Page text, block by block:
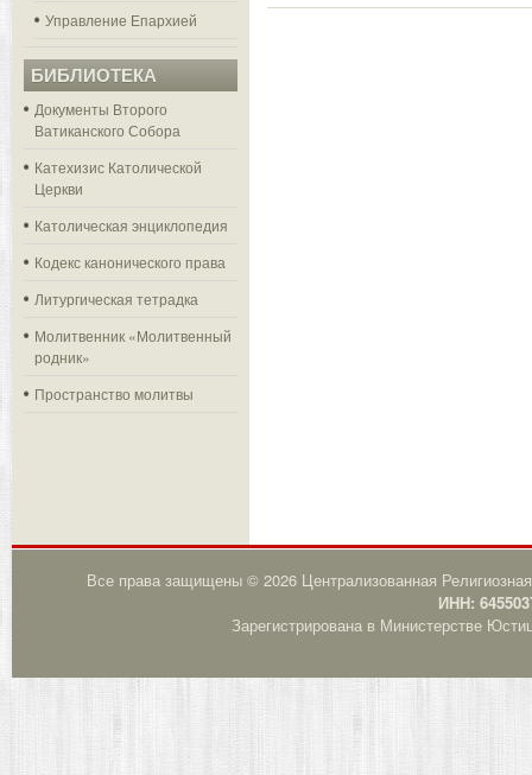
Управление Епархией
БИБЛИОТЕКА
Документы Второго
Ватиканского Собора
Катехизис Католической
Церкви
Католическая энциклопедия
Кодекс канонического права
Литургическая тетрадка
Молитвенник «Молитвенный
родник»
Пространство молитвы
Все права защищены © 2026 Централизованная
ИНН:
Зарегистрирована в Министерстве